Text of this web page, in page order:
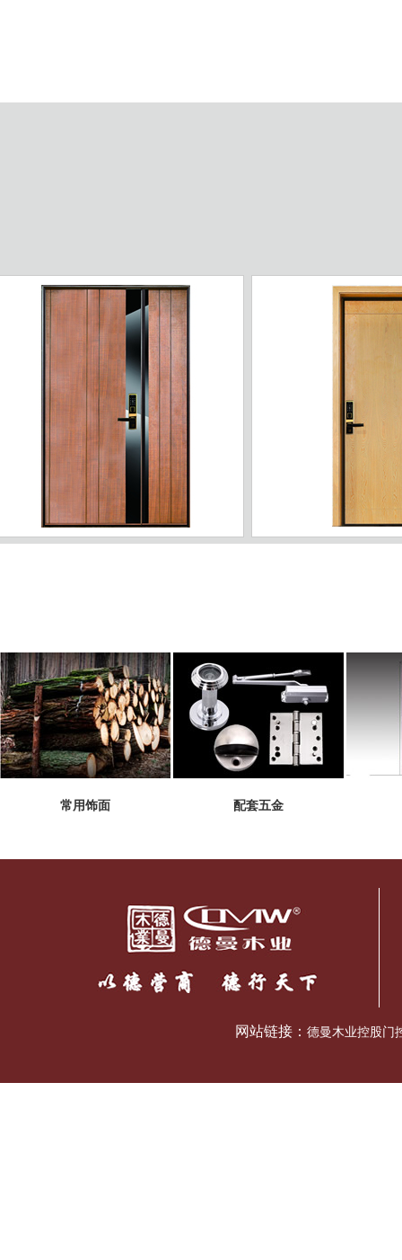
常用饰面 配套五金
网站链接： 德曼木业控股